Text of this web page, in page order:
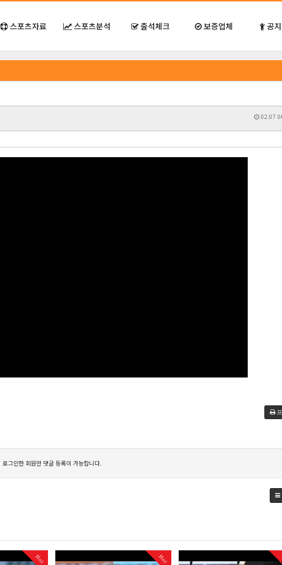
스포츠자료 스포츠분석 출석체크 보증업체 공
02.07
로그인한 회원만 댓글 등록이 가능합니다.
Hot Hot